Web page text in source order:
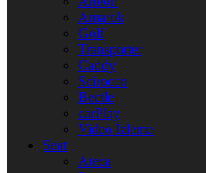
Amarok
Golf
Transporter
Caddy
Scirocco
Beetle
carPlay
Video İzleme
Seat
Ateca